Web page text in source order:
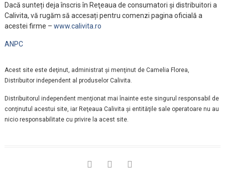
Dacă sunteți deja înscris în Reţeaua de consumatori și distribuitori a
Calivita, vă rugăm să accesați pentru comenzi pagina oficială a
acestei firme – www.calivita.ro
ANPC
Acest site este deţinut, administrat şi menţinut de Camelia Florea,
Distribuitor independent al produselor Calivita.
Distribuitorul independent menţionat mai înainte este singurul responsabil de
conţinutul acestui site, iar Reţeaua Calivita şi entităţile sale operatoare nu au
nicio responsabilitate cu privire la acest site.
facebookinstagram